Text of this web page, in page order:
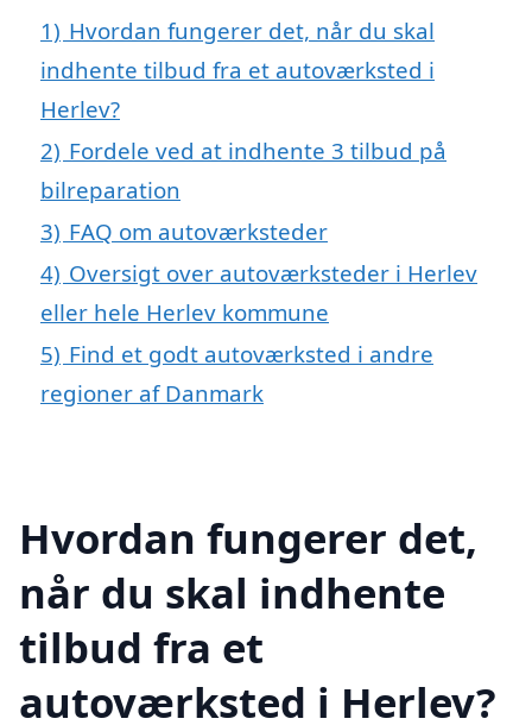
1) Hvordan fungerer det, når du skal
indhente tilbud fra et autoværksted i
Herlev?
2) Fordele ved at indhente 3 tilbud på
bilreparation
3) FAQ om autoværksteder
4) Oversigt over autoværksteder i Herlev
eller hele Herlev kommune
5) Find et godt autoværksted i andre
regioner af Danmark
Hvordan fungerer det,
når du skal indhente
tilbud fra et
autoværksted i Herlev?